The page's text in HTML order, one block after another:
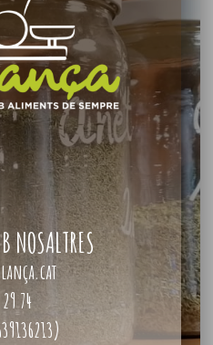
NOSALTRES
74